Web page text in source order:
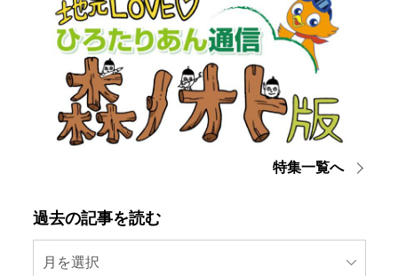
特集一覧へ
過去の記事を読む
月を選択